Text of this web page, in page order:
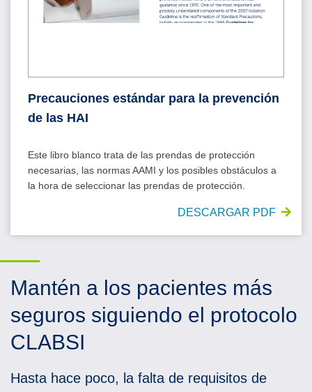
Precauciones estándar para la prevención
de las HAI
Este libro blanco trata de las prendas de protección
necesarias, las normas AAMI y los posibles obstáculos a
la hora de seleccionar las prendas de protección.
DESCARGAR PDF
Mantén a los pacientes más
seguros siguiendo el protocolo
CLABSI
Hasta hace poco, la falta de requisitos de